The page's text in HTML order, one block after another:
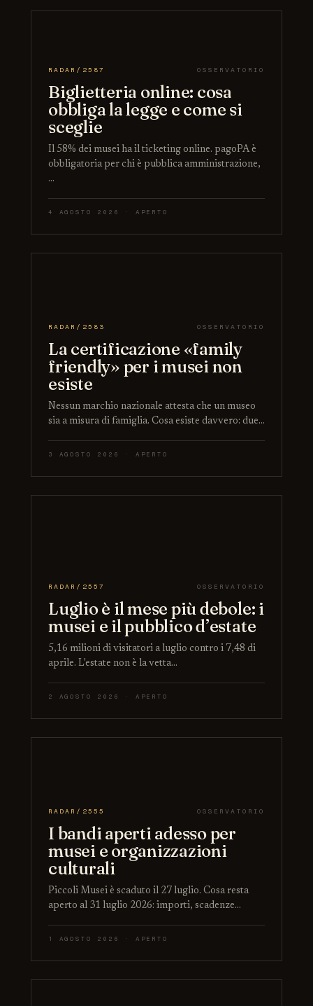
RADAR/2587 OSSERVATORIO
Biglietteria online: cosa
obbliga la legge e come si
sceglie
Il 58% dei musei ha il ticketing online. pagoPA è
obbligatoria per chi è pubblica amministrazione,
…
4 AGOSTO 2026 · APERTO
RADAR/2583 OSSERVATORIO
La certificazione «family
friendly» per i musei non
esiste
Nessun marchio nazionale attesta che un museo
sia a misura di famiglia. Cosa esiste davvero: due…
3 AGOSTO 2026 · APERTO
RADAR/2557 OSSERVATORIO
Luglio è il mese più debole: i
musei e il pubblico d’estate
5,16 milioni di visitatori a luglio contro i 7,48 di
aprile. L'estate non è la vetta…
2 AGOSTO 2026 · APERTO
RADAR/2555 OSSERVATORIO
I bandi aperti adesso per
musei e organizzazioni
culturali
Piccoli Musei è scaduto il 27 luglio. Cosa resta
aperto al 31 luglio 2026: importi, scadenze…
1 AGOSTO 2026 · APERTO